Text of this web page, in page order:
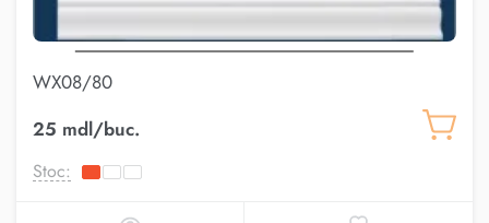
WX08/80
25 mdl/buc.
Stoc: